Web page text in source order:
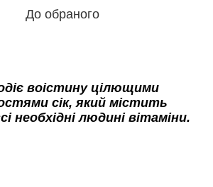
До обраного
воістину цілющими
сік, який містить
необхідні людині вітаміни.